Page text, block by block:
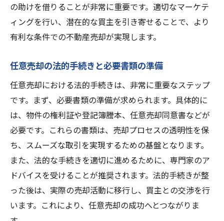
の助けを借りることが非常に重要です。適切なマーケテ
ィングを行い、潜在的な買主を引き寄せることで、より
有利な条件での不動産売却が実現します。
任意売却の法的手続きと必要書類の準備
任意売却における法的手続きは、非常に重要なステップ
です。まず、必要書類の準備が求められます。具体的に
は、物件の権利証や登記簿謄本、任意売却同意書などが
必要です。これらの書類は、売却プロセスの透明性を保
ち、スムーズな取引を実現するための基盤となります。
また、法的な手続きを適切に進めるために、専門家のア
ドバイスを受けることが推奨されます。法的手続きが整
った後は、実際の売却活動に移行し、買主との交渉を行
います。これにより、任意売却の成功へとつながりま